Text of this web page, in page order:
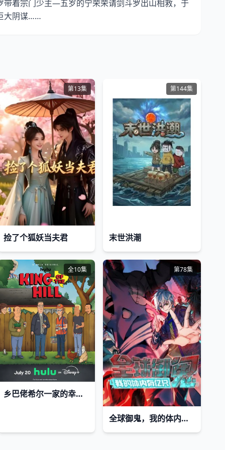
着宗门少主—五岁的宁荣荣请剑斗罗出山相救，于
大阴谋……
第13集
捡了个狐妖当夫君
第144集
末世洪潮
全10集
乡巴佬希尔一家的幸福生活第十五季
第78集
全球御鬼，我的体内有亿只鬼动态漫画